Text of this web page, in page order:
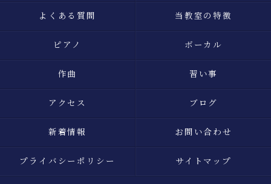
よくある質問 当教室の特徴
ピアノ ボーカル
作曲 習い事
アクセス ブログ
新着情報 お問い合わせ
プライバシーポリシー サイトマップ